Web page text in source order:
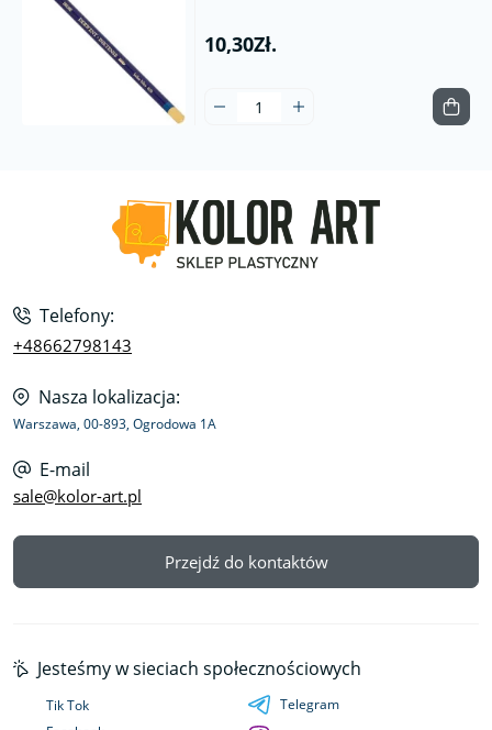
10,30Zł.
Telefony:
+48662798143
Nasza lokalizacja:
Warszawa, 00-893, Ogrodowa 1A
E-mail
sale@kolor-art.pl
Przejdź do kontaktów
Jesteśmy w sieciach społecznościowych
Tik Tok
Telegram